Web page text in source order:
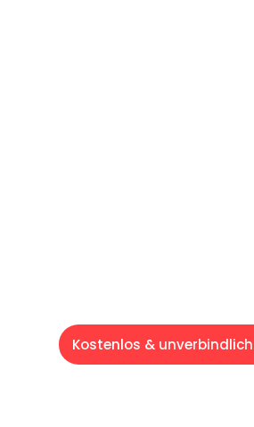
Kostenlos &